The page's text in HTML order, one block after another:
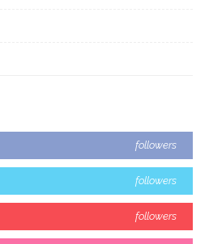
followers
followers
followers